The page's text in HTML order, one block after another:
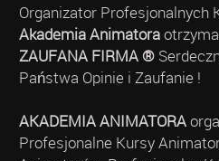
Organizator Profesjonalnych
Akademia Animatora
ZAUFANA FIRMA ®
Państwa Opinie i Zaufanie !
AKADEMIA ANIMATORA
Profesjonalne Kursy